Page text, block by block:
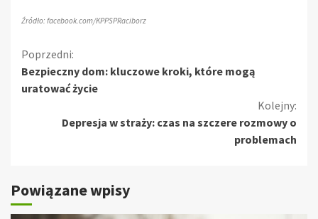
Źródło: facebook.com/KPPSPRaciborz
Kontynuuj
czytanie
Poprzedni:
Bezpieczny dom: kluczowe kroki, które mogą
uratować życie
Kolejny:
Depresja w straży: czas na szczere rozmowy o
problemach
Powiązane wpisy